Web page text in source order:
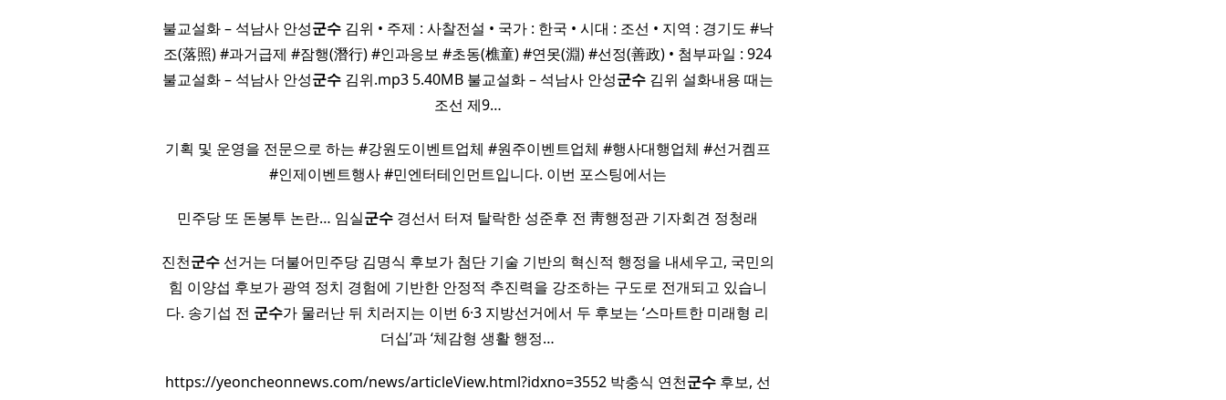
불교설화 – 석남사 안성군수김위 • 주제 : 사찰전설 • 국가 : 한국 • 시대 : 조선 • 지역 : 경기도 #낙
조(落照) #과거급제 #잠행(潛行) #인과응보 #초동(樵童) #연못(淵) #선정(善政) • 첨부파일 : 924
불교설화 – 석남사 안성군수김위.mp3 5.40MB 불교설화 – 석남사 안성군수김위 설화내용 때는
조선 제9…
기획 및 운영을 전문으로 하는 #강원도이벤트업체 #원주이벤트업체 #행사대행업체 #선거켐프
#인제이벤트행사 #민엔터테인먼트입니다. 이번 포스팅에서는
민주당 또 돈봉투 논란… 임실군수 경선서 터져 탈락한 성준후 전 靑행정관 기자회견 정청래
진천군수선거는 더불어민주당 김명식 후보가 첨단 기술 기반의 혁신적 행정을 내세우고, 국민의
힘 이양섭 후보가 광역 정치 경험에 기반한 안정적 추진력을 강조하는 구도로 전개되고 있습니
다. 송기섭 전 군수가 물러난 뒤 치러지는 이번 6·3 지방선거에서 두 후보는 ‘스마트한 미래형 리
더십’과 ‘체감형 생활 행정…
https://yeoncheonnews.com/news/articleView.html?idxno=3552 박충식 연천군수후보, 선